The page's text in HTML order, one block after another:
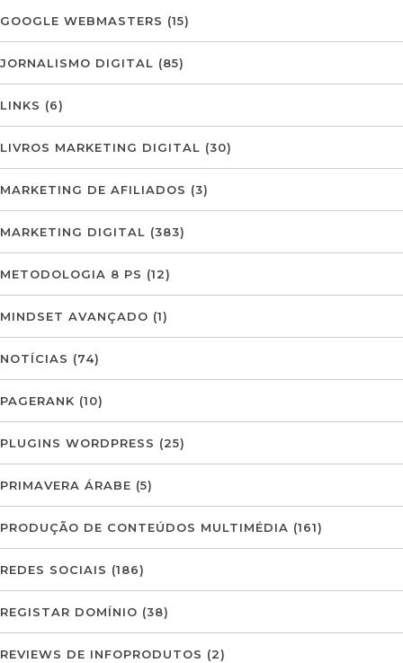
GOOGLE WEBMASTERS (15)
JORNALISMO DIGITAL (85)
LINKS (6)
LIVROS MARKETING DIGITAL (30)
MARKETING DE AFILIADOS (3)
MARKETING DIGITAL (383)
METODOLOGIA 8 PS (12)
MINDSET AVANÇADO (1)
NOTÍCIAS (74)
PAGERANK (10)
PLUGINS WORDPRESS (25)
PRIMAVERA ÁRABE (5)
PRODUÇÃO DE CONTEÚDOS MULTIMÉDIA (161)
REDES SOCIAIS (186)
REGISTAR DOMÍNIO (38)
REVIEWS DE INFOPRODUTOS (2)